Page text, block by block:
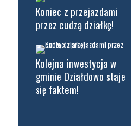
Koniec z przejazdami
przez cudzą działkę!
Kolejna inwestycja w
gminie Działdowo staje
się faktem!